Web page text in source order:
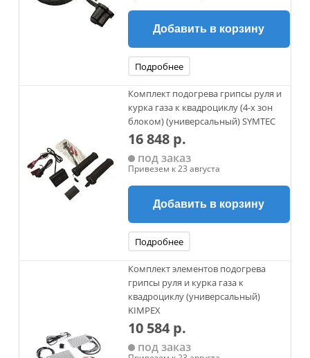
Добавить в корзину
Подробнее
Комплект подогрева грипсы руля и
курка газа к квадроциклу (4-х зон
блоком) (универсальный) SYMTEC
16 848 р.
под заказ
Привезем к 23 августа
Добавить в корзину
Подробнее
Комплект элементов подогрева
грипсы руля и курка газа к
квадроциклу (универсальный)
KIMPEX
10 584 р.
под заказ